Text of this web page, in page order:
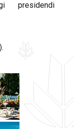
presidendi